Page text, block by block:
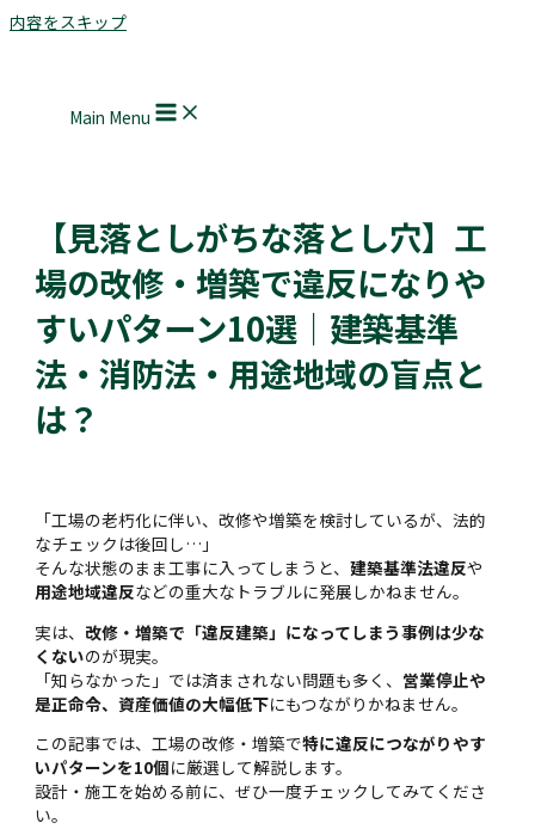
内容をスキップ
Main Menu
【見落としがちな落とし穴】工
場の改修・増築で違反になりや
すいパターン10選｜建築基準
法・消防法・用途地域の盲点と
は？
「工場の老朽化に伴い、改修や増築を検討しているが、法的
なチェックは後回し…」
そんな状態のまま工事に入ってしまうと、建築基準法違反や
用途地域違反などの重大なトラブルに発展しかねません。
実は、 改修・増築で「違反建築」になってしまう事例は少な
くないのが現実。
「知らなかった」では済まされない問題も多く、 営業停止や
是正命令、資産価値の大幅低下にもつながりかねません。
この記事では、工場の改修・増築で特に違反につながりやす
いパターンを10個に厳選して解説します。
設計・施工を始める前に、ぜひ一度チェックしてみてくださ
い。